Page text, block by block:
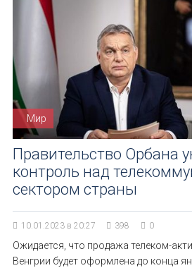
Мир
Правительство Орбана
контроль над
сектором страны
10.01.2023 в 20:27 398 0
Ожидается, что продажа телеком-
Венгрии будет оформлена до конца